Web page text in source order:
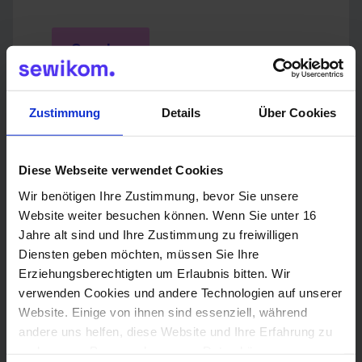
Zustimmung Details Über Cookies
Diese Webseite verwendet Cookies
Wir benötigen Ihre Zustimmung, bevor Sie unsere
Website weiter besuchen können. Wenn Sie unter 16
Jahre alt sind und Ihre Zustimmung zu freiwilligen
Diensten geben möchten, müssen Sie Ihre
Erziehungsberechtigten um Erlaubnis bitten. Wir
verwenden Cookies und andere Technologien auf unserer
Website. Einige von ihnen sind essenziell, während
andere uns helfen, diese Website und Ihre Erfahrung zu
Senden
Ansprechpartner in deiner Region:
Fritz Köller
Vertriebs- und Technikpartner